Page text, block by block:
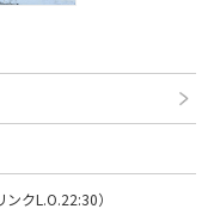
クL.O.22:30）